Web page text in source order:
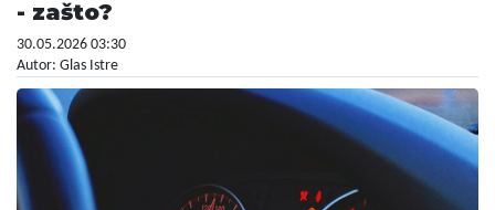
- zašto?
30.05.2026 03:30
Autor: Glas Istre